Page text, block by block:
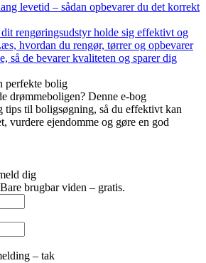
levetid – sådan opbevarer du det korrekt
rengøringsudstyr holde sig effektivt og
hvordan du rengør, tørrer og opbevarer
så de bevarer kvaliteten og sparer dig
perfekte bolig
drømmeboligen? Denne e-bog
tips til boligsøgning, så du effektivt kan
vurdere ejendomme og gøre en god
dig
brugbar viden – gratis.
– tak